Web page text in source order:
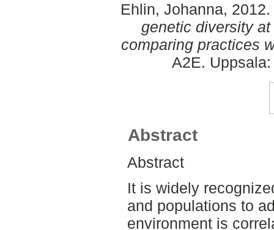
Ehlin, Johanna, 2012.
genetic diversity
comparing practices
A2E.
Abstract
Abstract
It is widely
and populations to
environment is